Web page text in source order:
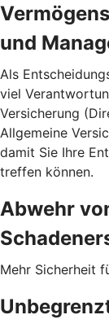
und
Als
viel
Versicherung
Allgemeine
damit Sie Ihre
treffen können.
Abwehr
Mehr Sicherheit